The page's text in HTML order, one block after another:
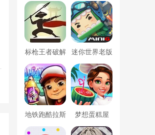
标枪王者破解
版无限金币钻
石内置菜单
迷你世界老版
本下载
地铁跑酷拉斯
维加斯新触控
梦想蛋糕屋